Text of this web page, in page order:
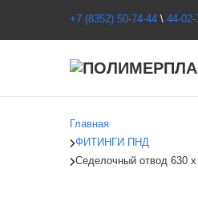
+7 (8352) 50-74-44 \ 44-
Главная
ФИТИНГИ ПНД
Седелочный отвод 630